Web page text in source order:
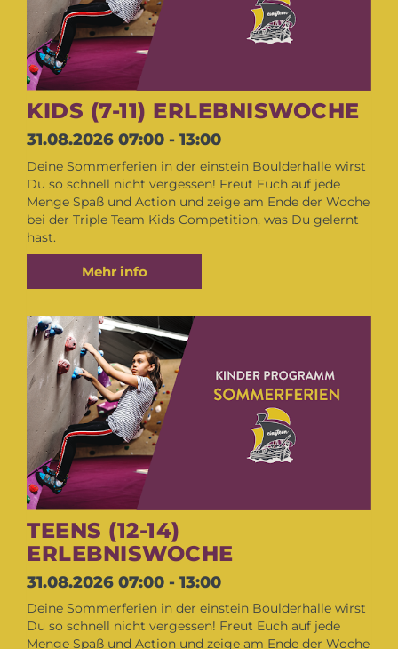
KIDS (7-11) ERLEBNISWOCHE
31.08.2026 07:00 - 13:00
Deine Sommerferien in der einstein Boulderhalle wirst
Du so schnell nicht vergessen! Freut Euch auf jede
Menge Spaß und Action und zeige am Ende der Woche
bei der Triple Team Kids Competition, was Du gelernt
hast.
Mehr info
TEENS (12-14)
ERLEBNISWOCHE
31.08.2026 07:00 - 13:00
Deine Sommerferien in der einstein Boulderhalle wirst
Du so schnell nicht vergessen! Freut Euch auf jede
Menge Spaß und Action und zeige am Ende der Woche